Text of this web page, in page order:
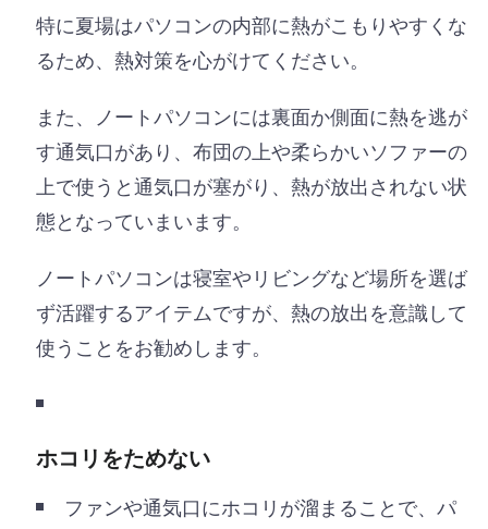
特に夏場はパソコンの内部に熱がこもりやすくな
るため、熱対策を心がけてください。
また、ノートパソコンには裏面か側面に熱を逃が
す通気口があり、布団の上や柔らかいソファーの
上で使うと通気口が塞がり、熱が放出されない状
態となっていまいます。
ノートパソコンは寝室やリビングなど場所を選ば
ず活躍するアイテムですが、熱の放出を意識して
使うことをお勧めします。
ホコリをためない
ファンや通気口にホコリが溜まることで、パ